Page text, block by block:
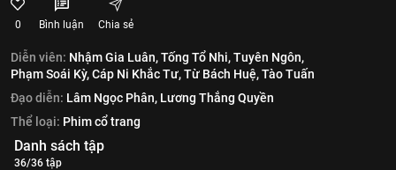
0 Bình luận Chia sẻ
Diễn viên: Nhậm Gia Luân,Tống Tổ Nhi,Tuyên Ngôn,
Phạm Soái Kỳ,Cáp Ni Khắc Tư,Từ Bách Huệ,Tào Tuấn
Đạo diễn: Lâm Ngọc Phân, Lương Thắng Quyền
Thể loại: Phim cổ trang
Danh sách tập
36/36 tập